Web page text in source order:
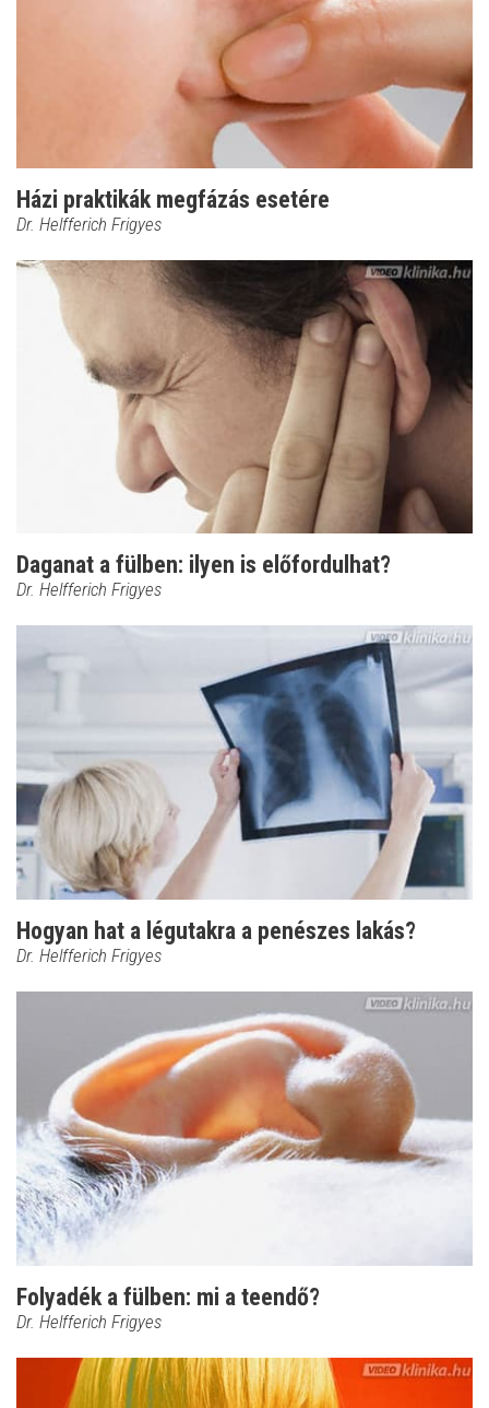
Házi praktikák megfázás esetére
Dr. Helfferich Frigyes
Daganat a fülben: ilyen is előfordulhat?
Dr. Helfferich Frigyes
Hogyan hat a légutakra a penészes lakás?
Dr. Helfferich Frigyes
Folyadék a fülben: mi a teendő?
Dr. Helfferich Frigyes